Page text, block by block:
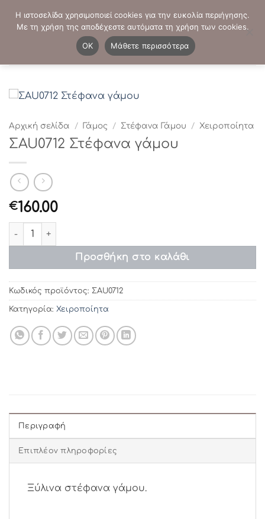
στο
ΤΗΛΕΦΩΝΙΚΕΣ ΠΑΡΑΓΓΕΛΙΕΣ: - 2103821941
Αρχική σελίδα / Γάμος / Στέφανα Γάμου / Χειροποίητα
ΣAU0712 Στέφανα γάμου
€160.00
ΣAU0712 Στέφανα γάμου ποσότητα
Προσθήκη στο καλάθι
Κωδικός προϊόντος: ΣAU0712
Κατηγορία: Χειροποίητα
Περιγραφή
Επιπλέον πληροφορίες
Ξύλινα στέφανα γάμου.
Η ιστοσελίδα χρησιμοποιεί cookies για την ευκολία περιήγησης.
Με τη χρήση της αποδέχεστε αυτόματα τη χρήση των cookies.
OK
Μάθετε περισσότερα